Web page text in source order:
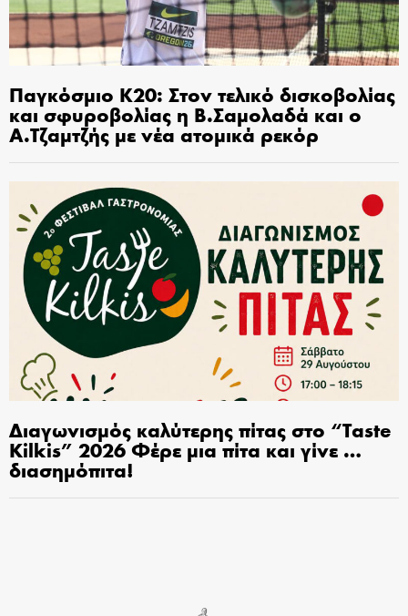
Παγκόσμιο Κ20: Στον τελικό δισκοβολίας
και σφυροβολίας η Β.Σαμολαδά και ο
Α.Τζαμτζής με νέα ατομικά ρεκόρ
Διαγωνισμός καλύτερης πίτας στο “Taste
Kilkis” 2026 Φέρε μια πίτα και γίνε …
διασημόπιτα!